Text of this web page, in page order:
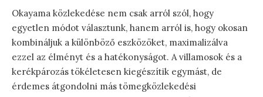
Okayama közlekedése nem csak arról szól, hogy
egyetlen módot választunk, hanem arról is, hogy okosan
kombináljuk a különböző eszközöket, maximalizálva
ezzel az élményt és a hatékonyságot. A villamosok és a
kerékpározás tökéletesen kiegészítik egymást, de
érdemes átgondolni más tömegközlekedési